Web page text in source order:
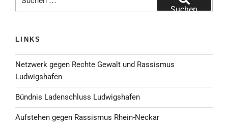
nach:
Suchen
LINKS
Netzwerk gegen Rechte Gewalt und Rassismus
Ludwigshafen
Bündnis Ladenschluss Ludwigshafen
Aufstehen gegen Rassismus Rhein-Neckar